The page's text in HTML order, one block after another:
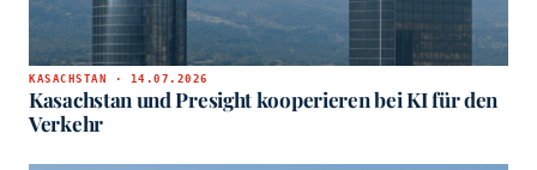
KASACHSTAN · 14.07.2026
Kasachstan und Presight kooperieren bei KI für den
Verkehr